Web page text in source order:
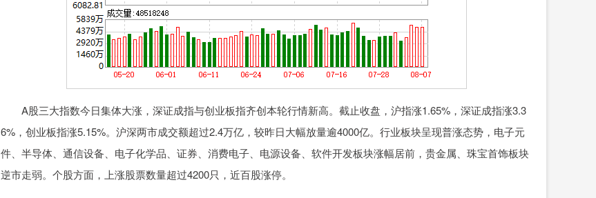
A股三大指数今日集体大涨，深证成指与创业板指齐创本轮行情新高。截止收盘，沪指涨1.65%，深证成指涨3.3
6%，创业板指涨5.15%。沪深两市成交额超过2.4万亿，较昨日大幅放量逾4000亿。行业板块呈现普涨态势，电子元
件、半导体、通信设备、电子化学品、证券、消费电子、电源设备、软件开发板块涨幅居前，贵金属、珠宝首饰板块
逆市走弱。个股方面，上涨股票数量超过4200只，近百股涨停。